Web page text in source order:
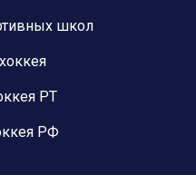
школ
РТ
РФ